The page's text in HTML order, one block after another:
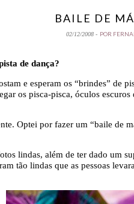
BAILE DE
02/12/2008 - POR
de dança?
e esperam os “brindes” de
os pisca-pisca, óculos
Optei por fazer um “baile de
lindas, além de ter dado um
tão lindas que as pessoas